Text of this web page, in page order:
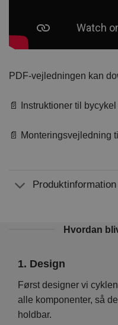
PDF-vejledningen kan
📄 Instruktioner til
📄 Monteringsvejledning
Produktinformation
Hvordan
1. Design
Først designer vi
alle komponenter, så
holdbar.